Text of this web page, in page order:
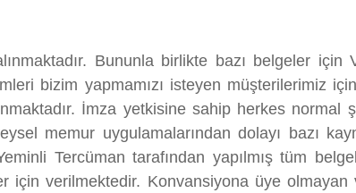
Bununla birlikte bazı belgeler
bizim yapmamızı isteyen müşterilerimiz
İmza yetkisine sahip herkes normal
memur uygulamalarından dolayı bazı
Tercüman tarafından yapılmış tüm
için verilmektedir. Konvansiyona üye